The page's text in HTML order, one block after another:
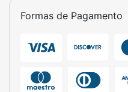
Formas de Pagamento